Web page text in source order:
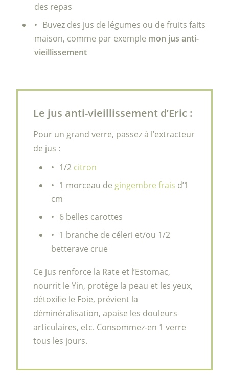
des repas
Buvez des jus de légumes ou de fruits faits
maison, comme par exemple mon jus anti-
vieillissement
Le jus anti-vieillissement d’Eric :
Pour un grand verre, passez à l’extracteur
de jus :
1/2 citron
1 morceau de gingembre frais d’1
cm
6 belles carottes
1 branche de céleri et/ou 1/2
betterave crue
Ce jus renforce la Rate et l’Estomac,
nourrit le Yin, protège la peau et les yeux,
détoxifie le Foie, prévient la
déminéralisation, apaise les douleurs
articulaires, etc. Consommez-en 1 verre
tous les jours.